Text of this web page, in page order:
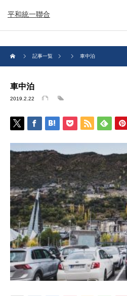
平和統一聯合
記事一覧 車中泊
車中泊
2019.2.22